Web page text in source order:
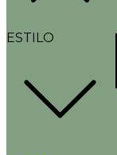
ESTILO